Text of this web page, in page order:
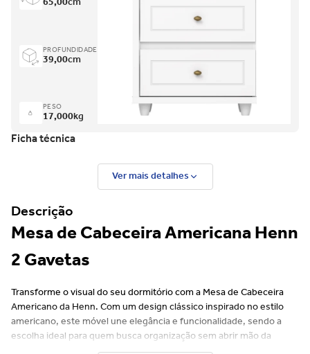
PROFUNDIDADE
39,00cm
PESO
17,000kg
Ficha técnica
Ver mais detalhes
Descrição
Mesa de Cabeceira Americana Henn
2 Gavetas
Transforme o visual do seu dormitório com a Mesa de Cabeceira
Americano da Henn. Com um design clássico inspirado no estilo
americano, este móvel une elegância e funcionalidade, sendo a
escolha ideal para quem busca organização sem abrir mão da